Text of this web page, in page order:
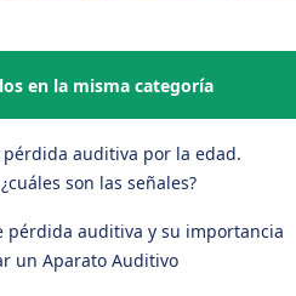
en la misma categoría
auditiva por la edad.
son las señales?
pérdida auditiva y su importancia
un Aparato Auditivo